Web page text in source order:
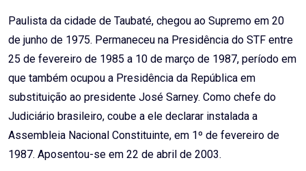
Paulista da cidade de Taubaté, chegou ao Supremo em 20
de junho de 1975. Permaneceu na Presidência do STF entre
25 de fevereiro de 1985 a 10 de março de 1987, período em
que também ocupou a Presidência da República em
substituição ao presidente José Sarney. Como chefe do
Judiciário brasileiro, coube a ele declarar instalada a
Assembleia Nacional Constituinte, em 1º de fevereiro de
1987. Aposentou-se em 22 de abril de 2003.